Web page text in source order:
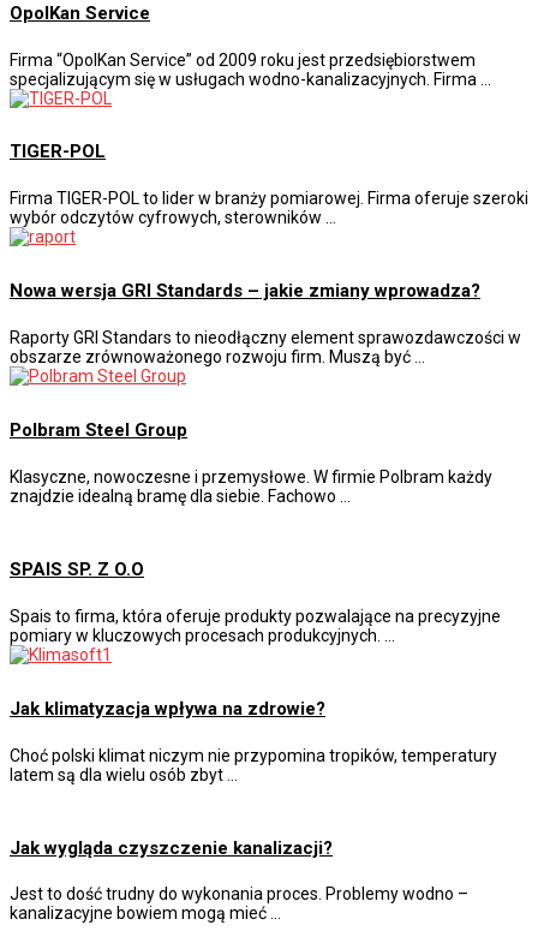
OpolKan Service
Firma “OpolKan Service” od 2009 roku jest przedsiębiorstwem
specjalizującym się w usługach wodno-kanalizacyjnych. Firma …
TIGER-POL
Firma TIGER-POL to lider w branży pomiarowej. Firma oferuje szeroki
wybór odczytów cyfrowych, sterowników …
Nowa wersja GRI Standards – jakie zmiany wprowadza?
Raporty GRI Standars to nieodłączny element sprawozdawczości w
obszarze zrównoważonego rozwoju firm. Muszą być …
Polbram Steel Group
Klasyczne, nowoczesne i przemysłowe. W firmie Polbram każdy
znajdzie idealną bramę dla siebie. Fachowo …
SPAIS SP. Z O.O
Spais to firma, która oferuje produkty pozwalające na precyzyjne
pomiary w kluczowych procesach produkcyjnych. …
Jak klimatyzacja wpływa na zdrowie?
Choć polski klimat niczym nie przypomina tropików, temperatury
latem są dla wielu osób zbyt …
Jak wygląda czyszczenie kanalizacji?
Jest to dość trudny do wykonania proces. Problemy wodno –
kanalizacyjne bowiem mogą mieć …